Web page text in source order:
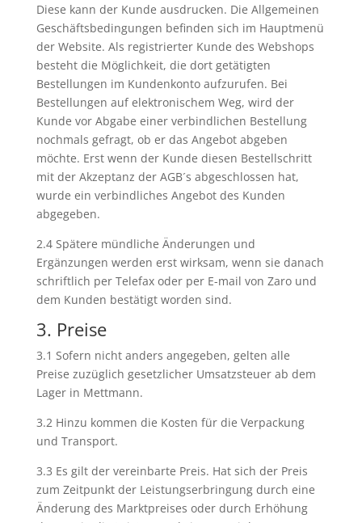
Diese kann der Kunde ausdrucken. Die Allgemeinen
Geschäftsbedingungen befinden sich im Hauptmenü
der Website. Als registrierter Kunde des Webshops
besteht die Möglichkeit, die dort getätigten
Bestellungen im Kundenkonto aufzurufen. Bei
Bestellungen auf elektronischem Weg, wird der
Kunde vor Abgabe einer verbindlichen Bestellung
nochmals gefragt, ob er das Angebot abgeben
möchte. Erst wenn der Kunde diesen Bestellschritt
mit der Akzeptanz der AGB´s abgeschlossen hat,
wurde ein verbindliches Angebot des Kunden
abgegeben.
2.4 Spätere mündliche Änderungen und
Ergänzungen werden erst wirksam, wenn sie danach
schriftlich per Telefax oder per E-mail von Zaro und
dem Kunden bestätigt worden sind.
3. Preise
3.1 Sofern nicht anders angegeben, gelten alle
Preise zuzüglich gesetzlicher Umsatzsteuer ab dem
Lager in Mettmann.
3.2 Hinzu kommen die Kosten für die Verpackung
und Transport.
3.3 Es gilt der vereinbarte Preis. Hat sich der Preis
zum Zeitpunkt der Leistungserbringung durch eine
Änderung des Marktpreises oder durch Erhöhung